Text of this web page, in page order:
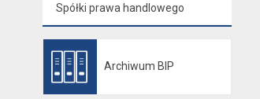
Spółki prawa handlowego
Archiwum BIP